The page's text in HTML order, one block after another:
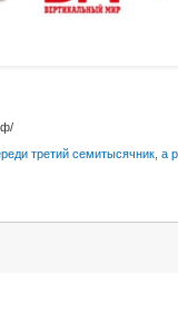
третий семитысячник, а